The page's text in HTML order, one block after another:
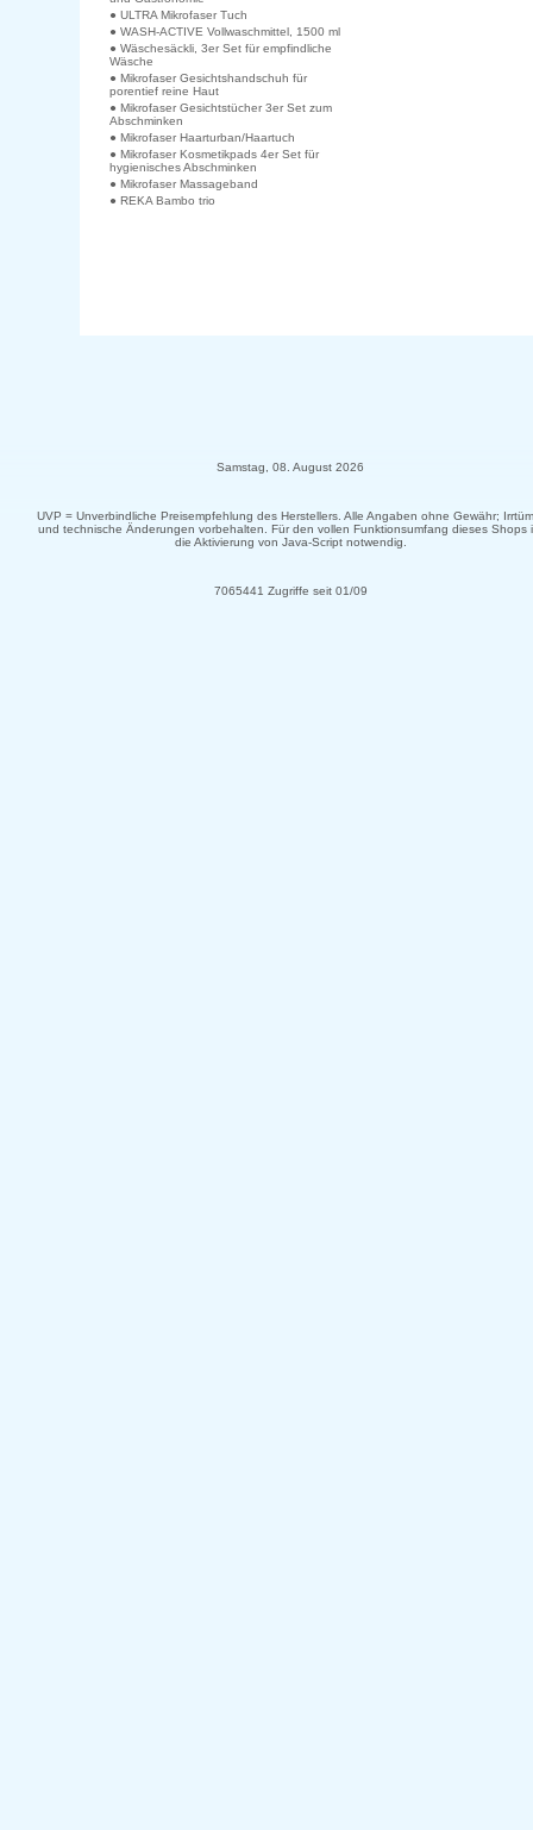
● ULTRA Mikrofaser Tuch
● WASH-ACTIVE Vollwaschmittel, 1500 ml
● Wäschesäckli, 3er Set für empfindliche
Wäsche
● Mikrofaser Gesichtshandschuh für
porentief reine Haut
● Mikrofaser Gesichtstücher 3er Set zum
Abschminken
● Mikrofaser Haarturban/Haartuch
● Mikrofaser Kosmetikpads 4er Set für
hygienisches Abschminken
● Mikrofaser Massageband
● REKA Bambo trio
Samstag, 08. August 2026
UVP = Unverbindliche Preisempfehlung des Herstellers. Alle Angaben ohne Gewähr;
und technische Änderungen vorbehalten. Für den vollen Funktionsumfang dieses Shops
die Aktivierung von Java-Script notwendig.
7065441 Zugriffe seit 01/09